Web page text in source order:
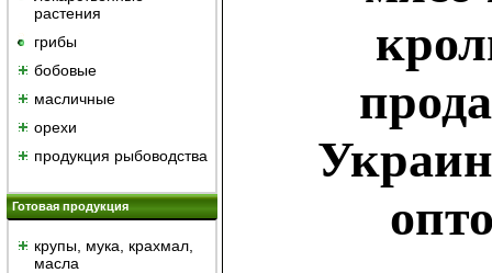
растения
грибы
бобовые
масличные
орехи
продукция рыбоводства
Готовая продукция
крупы, мука, крахмал,
масла